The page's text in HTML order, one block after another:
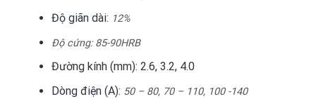
Độ giãn dài: 12%
Độ cứng: 85-90HRB
Đường kính (mm): 2.6, 3.2, 4.0
Dòng điện (A): 50 – 80, 70 – 110, 100 -140